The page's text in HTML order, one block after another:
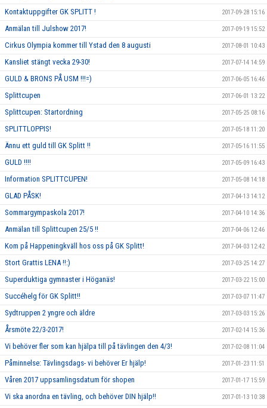
Kontaktuppgifter GK SPLITT ! 2017-09-28 15:16
Anmälan till Julshow 2017! 2017-09-19 15:52
Cirkus Olympia kommer till Ystad den 8 augusti 2017-08-01 10:43
Kansliet stängt vecka 29-30! 2017-07-14 14:59
GULD & BRONS PÅ USM !!!=) 2017-06-05 16:46
Splittcupen 2017-06-01 13:22
Splittcupen: Startordning 2017-05-25 08:16
SPLITTLOPPIS! 2017-05-18 11:20
Ännu ett guld till GK Splitt !! 2017-05-16 11:55
GULD !!!! 2017-05-09 16:43
Information SPLITTCUPEN! 2017-05-08 14:18
GLAD PÅSK! 2017-04-13 14:12
Sommargympaskola 2017! 2017-04-10 14:36
Anmälan till Splittcupen 25/5 !! 2017-04-06 12:46
Kom på Happeningkväll hos oss på GK Splitt! 2017-04-03 12:42
Stort Grattis LENA !!:) 2017-03-25 14:27
Superduktiga gymnaster i Höganäs! 2017-03-22 15:00
Succéhelg för GK Splitt!! 2017-03-07 11:47
Sydtruppen 2 yngre och äldre 2017-03-03 15:26
Årsmöte 22/3-2017! 2017-02-14 15:36
Vi behöver fler som kan hjälpa till på tävlingen den 4/3! 2017-02-08 11:04
Påminnelse: Tävlingsdags- vi behöver Er hjälp! 2017-01-23 11:51
Våren 2017 uppsamlingsdatum för shopen 2017-01-17 15:59
Vi ska anordna en tävling, och behöver DIN hjälp!! 2017-01-13 10:38